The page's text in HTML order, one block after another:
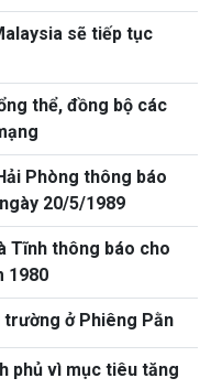
sẽ tiếp tục
thể, đồng bộ các
Phòng thông báo
20/5/1989
Tĩnh thông báo cho
1980
ở Phiêng Pằn
phủ vì mục tiêu tăng